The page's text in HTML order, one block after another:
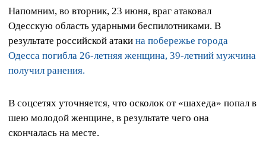
Напомним, во вторник, 23 июня, враг атаковал
Одесскую область ударными беспилотниками. В
результате российской атаки на побережье города
Одесса погибла 26-летняя женщина, 39-летний мужчина
получил ранения.
В соцсетях уточняется, что осколок от «шахеда» попал в
шею молодой женщине, в результате чего она
скончалась на месте.